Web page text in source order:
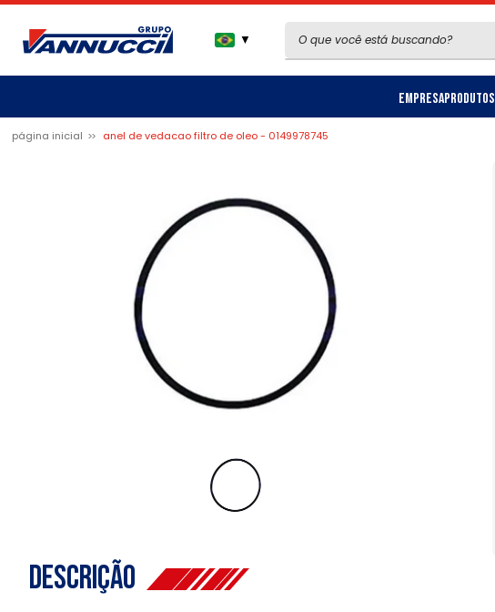
▼
EmpresaProdutos
página inicial anel de vedacao filtro de oleo - 0149978745
Descrição